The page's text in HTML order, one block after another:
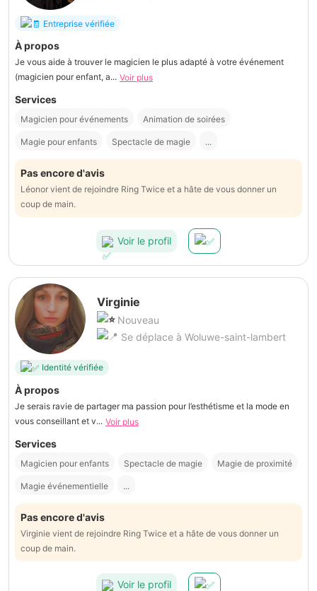
Entreprise vérifiée
À propos
Je vous aide à trouver le magicien le plus adapté à votre événement
(magicien pour enfant, a... Voir plus
Services
Magicien pour événements Animation de soirées
Magie pour enfants Spectacle de magie ...
Pas encore d'avis
Léonor vient de rejoindre Ring Twice et a hâte de vous donner un
coup de main.
Voir le profil
Virginie
Nouveau
Se déplace à Woluwe-saint-lambert
Identité vérifiée
À propos
Je serais ravie de partager ma passion pour l’esthétisme et la mode en
vous conseillant et v... Voir plus
Services
Magicien pour enfants Spectacle de magie Magie de proximité
Magie événementielle ...
Pas encore d'avis
Virginie vient de rejoindre Ring Twice et a hâte de vous donner un
coup de main.
Voir le profil